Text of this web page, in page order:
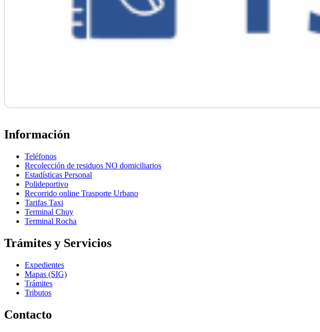
Información
Teléfonos
Recolección de residuos NO domiciliarios
Estadísticas Personal
Polideportivo
Recorrido online Trasporte Urbano
Tarifas Taxi
Terminal Chuy
Terminal Rocha
Trámites y Servicios
Expedientes
Mapas (SIG)
Trámites
Tributos
Contacto